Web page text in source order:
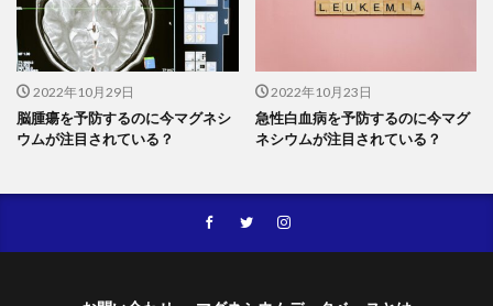
2022年10月29日
脳腫瘍を予防するのに今マグネシ
ウムが注目されている？
2022年10月23日
急性白血病を予防するのに今マグ
ネシウムが注目されている？